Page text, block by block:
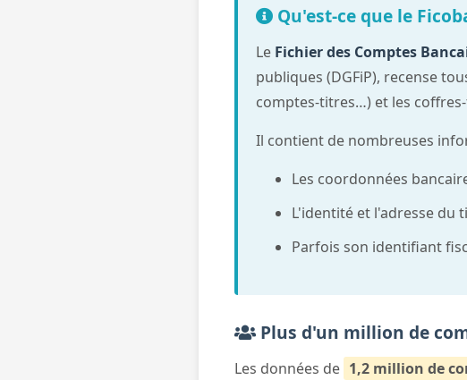
Qu'est-ce que le
Le Fichier des Comptes
publiques (DGFiP), recense
comptes-titres…) et les
Il contient de nombreuses
Les coordonnées
L'identité et l'adresse du
Parfois son identifiant
Plus d'un million de
Les données de 1,2 million de